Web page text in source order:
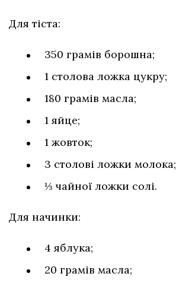
Для тіста:
350 грамів борошна;
1 столова ложка цукру;
180 грамів масла;
1 яйце;
1 жовток;
3 столові ложки молока;
⅓ чайної ложки солі.
Для начинки:
4 яблука;
20 грамів масла;